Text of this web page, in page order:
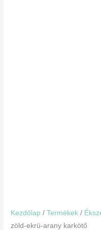
Kezdőlap /Termékek /
zöld-ekrü-arany karkötő